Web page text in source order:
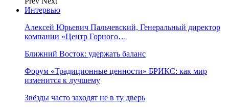
Интервью
Алексей Юрьевич Пальчевский, Генеральный директор
компании «Центр Горного…
Ближний Восток: удержать баланс
Форум «Традиционные ценности» БРИКС: как мир
изменится к лучшему
Звёзды часто заходят не в ту дверь